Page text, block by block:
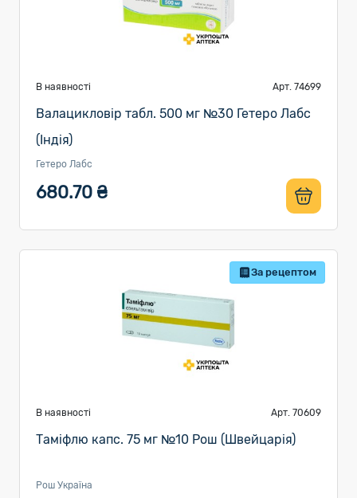
В наявності Арт. 74699
Валацикловір табл. 500 мг №30 Гетеро Лабс
(Індія)
Гетеро Лабс
680.70 ₴
За рецептом
В наявності Арт. 70609
Таміфлю капс. 75 мг №10 Рош (Швейцарія)
Рош Україна